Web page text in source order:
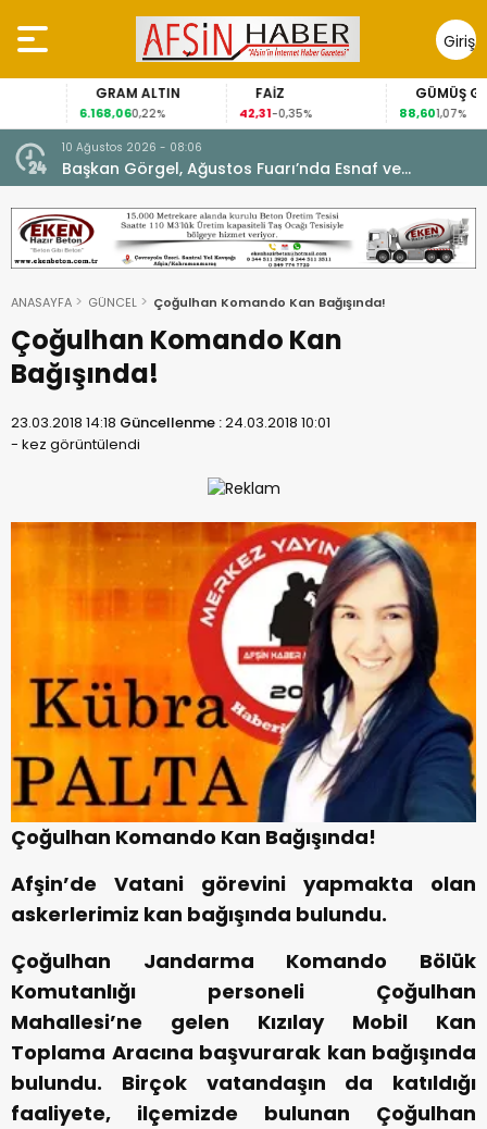
Giriş
Yap
GRAM ALTIN
6.168,06 0,22%
FAİZ
-0,35%
GÜMÜŞ GRAM
1,07%
10 Ağustos 2026 - 08:06
Başkan Görgel, Ağustos Fuarı’nda Esnaf ve
Vatandaşlarla Buluştu.
ANASAYFA GÜNCEL Çoğulhan Komando Kan Bağışında!
Çoğulhan Komando Kan
Bağışında!
23.03.2018 14:18 Güncellenme :24.03.2018 10:01
- kez görüntülendi
Çoğulhan Komando Kan Bağışında!
Afşin’de Vatani görevini yapmakta olan
askerlerimiz kan bağışında bulundu.
Çoğulhan Jandarma Komando Bölük
Komutanlığı personeli Çoğulhan
Mahallesi’ne gelen Kızılay Mobil Kan
Toplama Aracına başvurarak kan bağışında
bulundu. Birçok vatandaşın da katıldığı
faaliyete, ilçemizde bulunan Çoğulhan